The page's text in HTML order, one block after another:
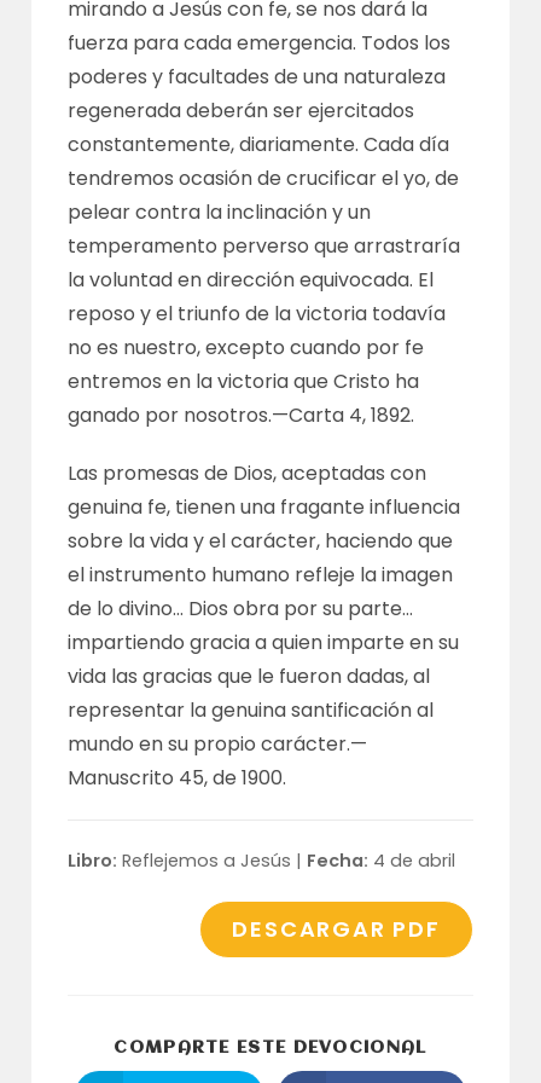
mirando a Jesús con fe, se nos dará la
fuerza para cada emergencia. Todos los
poderes y facultades de una naturaleza
regenerada deberán ser ejercitados
constantemente, diariamente. Cada día
tendremos ocasión de crucificar el yo, de
pelear contra la inclinación y un
temperamento perverso que arrastraría
la voluntad en dirección equivocada. El
reposo y el triunfo de la victoria todavía
no es nuestro, excepto cuando por fe
entremos en la victoria que Cristo ha
ganado por nosotros.—Carta 4, 1892.
Las promesas de Dios, aceptadas con
genuina fe, tienen una fragante influencia
sobre la vida y el carácter, haciendo que
el instrumento humano refleje la imagen
de lo divino… Dios obra por su parte…
impartiendo gracia a quien imparte en su
vida las gracias que le fueron dadas, al
representar la genuina santificación al
mundo en su propio carácter.—
Manuscrito 45, de 1900.
Libro: Reflejemos a Jesús | Fecha: 4 de abril
DESCARGAR PDF
COMPARTE ESTE DEVOCIONAL